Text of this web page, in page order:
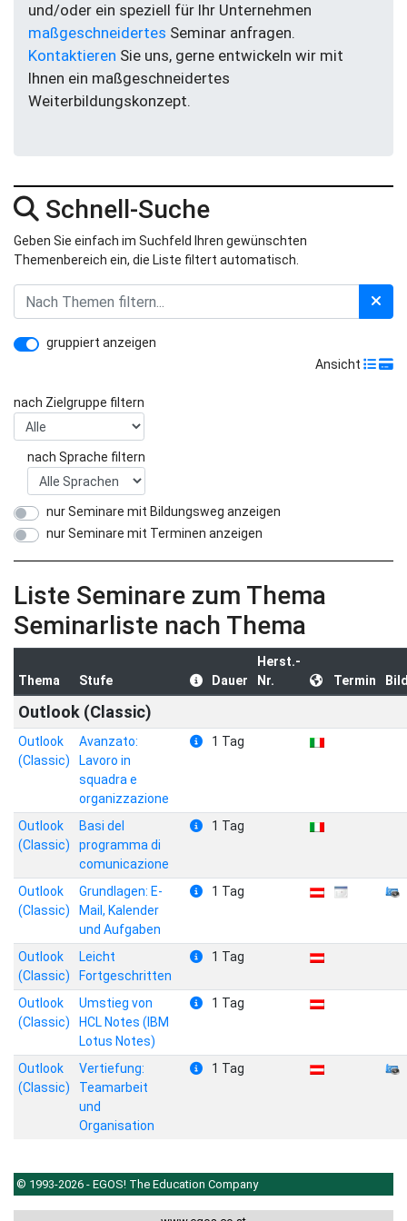
und/oder ein speziell für Ihr Unternehmen
maßgeschneidertes Seminar anfragen.
Kontaktieren Sie uns, gerne entwickeln wir mit
Ihnen ein maßgeschneidertes
Weiterbildungskonzept.
Schnell-Suche
Geben Sie einfach im Suchfeld Ihren gewünschten
Themenbereich ein, die Liste filtert automatisch.
gruppiert anzeigen
Ansicht
nach Zielgruppe filtern
nach Sprache filtern
nur Seminare mit Bildungsweg anzeigen
nur Seminare mit Terminen anzeigen
Liste Seminare zum Thema
Seminarliste nach Thema
Thema Stufe Dauer
Herst.-
Nr.
Termin
Outlook (Classic)
Outlook
(Classic)
Avanzato:
Lavoro in
squadra e
organizzazione
1 Tag
Outlook
(Classic)
Basi del
programma di
comunicazione
1 Tag
Outlook
(Classic)
Grundlagen: E-
Mail, Kalender
und Aufgaben
1 Tag
Outlook
(Classic)
Leicht
Fortgeschritten
1 Tag
Outlook
(Classic)
Umstieg von
HCL Notes (IBM
Lotus Notes)
1 Tag
Outlook
(Classic)
Vertiefung:
Teamarbeit
und
Organisation
1 Tag
© 1993-2026 - EGOS! The Education Company